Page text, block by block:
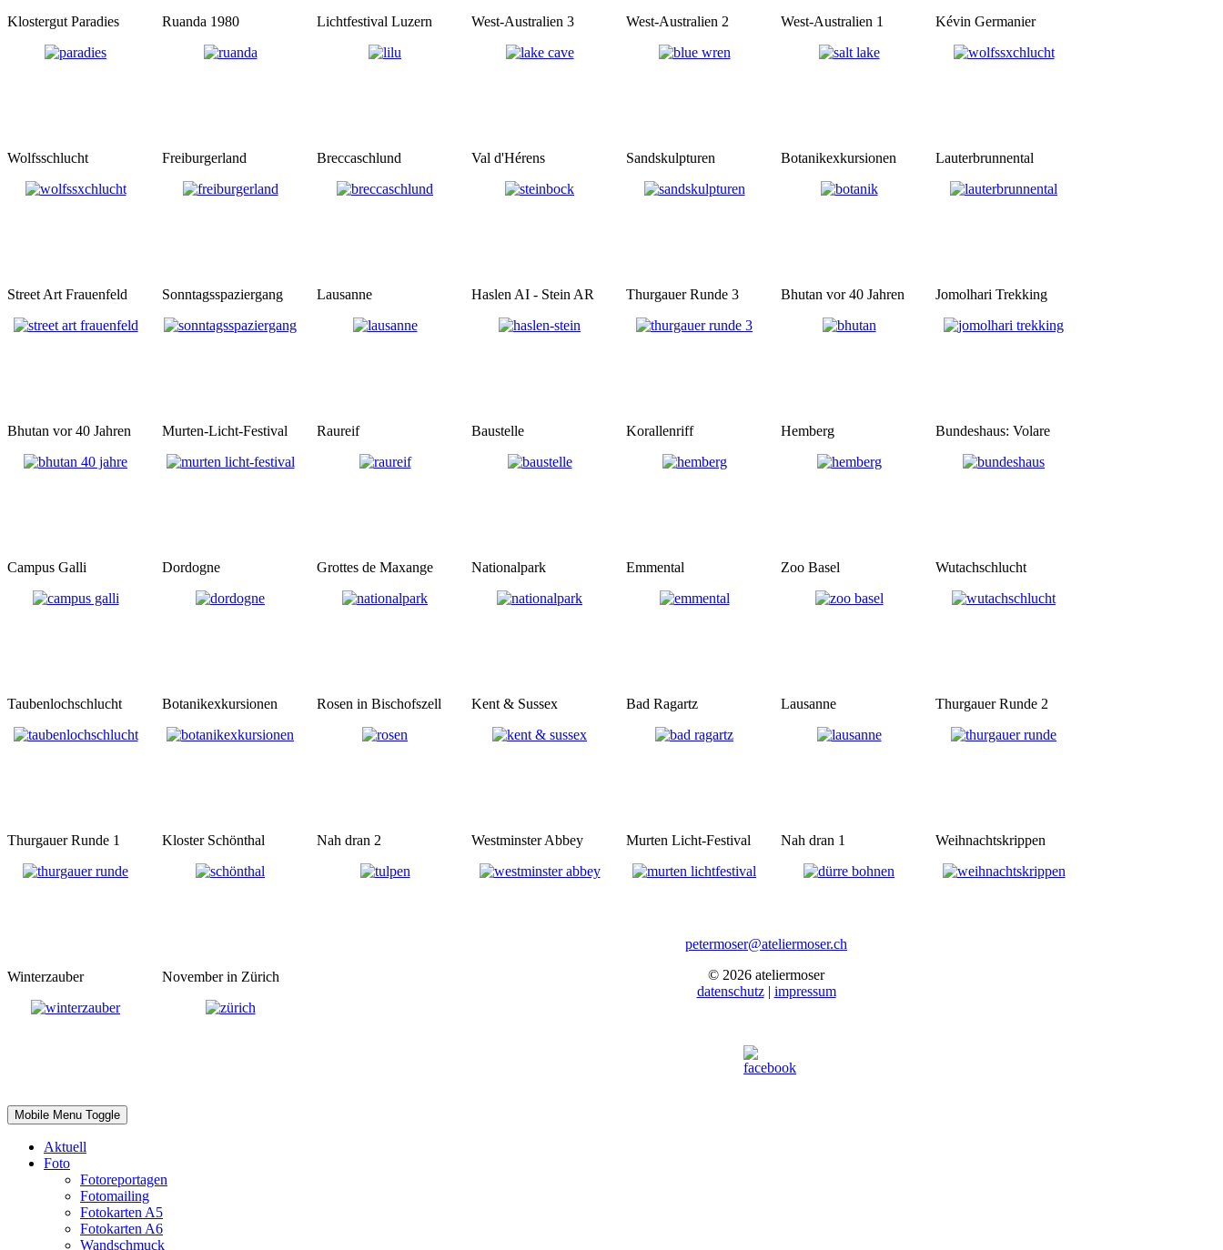
Klostergut Paradies Ruanda 1980 Lichtfestival Luzern West-Australien 3 West-Australien 2 West-Australien 1 Kévin Germanier
Wolfsschlucht Freiburgerland Breccaschlund Val d'Hérens Sandskulpturen Botanikexkursionen Lauterbrunnental
Street Art Frauenfeld Sonntagsspaziergang Lausanne Haslen AI - Stein AR Thurgauer Runde 3 Bhutan vor 40 Jahren Jomolhari Trekking
Bhutan vor 40 Jahren Murten-Licht-Festival Raureif Baustelle Korallenriff Hemberg Bundeshaus: Volare
Campus Galli Dordogne Grottes de Maxange Nationalpark Emmental Zoo Basel Wutachschlucht
Taubenlochschlucht Botanikexkursionen Rosen in Bischofszell Kent & Sussex Bad Ragartz Lausanne Thurgauer Runde 2
Thurgauer Runde 1 Kloster Schönthal Nah dran 2 Westminster Abbey Murten Licht-Festival Nah dran 1 Weihnachtskrippen
Winterzauber November in Zürich
petermoser@ateliermoser.ch
© 2026 ateliermoser
datenschutz| impressum
Mobile Menu Toggle
Aktuell
Foto
Fotoreportagen
Fotomailing
Fotokarten A5
Fotokarten A6
Wandschmuck